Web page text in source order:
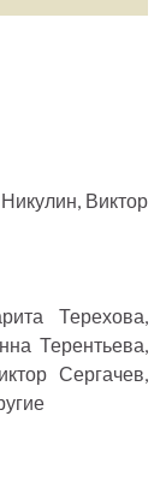
Виктор
Терехова,
Терентьева,
Сергачев,